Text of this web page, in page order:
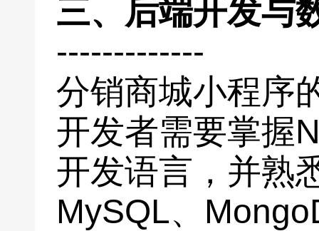
三、后端开发与
-------------
分销商城小程序
开发者需要掌握
开发语言，并熟
MySQL、